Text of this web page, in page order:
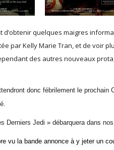
quelques maigres
par Kelly Marie Tran, et de voir
des autres nouveaux
donc fébrilement le
Derniers Jedi » débarquera dans
vu la bande annonce à y jeter un